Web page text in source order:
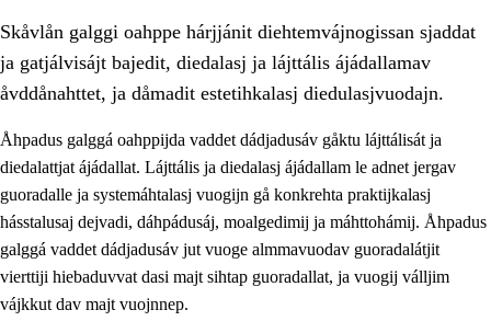
1. Åhpadusá árvvovuodo
1.1 Almasjárvvo
Skåvlån galggi oahppe hárjjánit diehtemvájnogissan sjaddat
ja gatjálvisájt bajedit, diedalasj ja lájttális ájádallamav
åvddånahttet, ja dåmadit estetihkalasj diedulasjvuodajn.
Åhpadus galggá oahppijda vaddet dádjadusáv gåktu lájttálisát ja
diedalattjat ájádallat. Lájttális ja diedalasj ájádallam le adnet jergav
guoradalle ja systemáhtalasj vuogijn gå konkrehta praktijkalasj
hásstalusaj dejvadi, dáhpádusáj, moalgedimij ja máhttohámij. Åhpadus
galggá vaddet dádjadusáv jut vuoge almmavuodav guoradalátjit
vierttiji hiebaduvvat dasi majt sihtap guoradallat, ja vuogij válljim
vájkkut dav majt vuojnnep.